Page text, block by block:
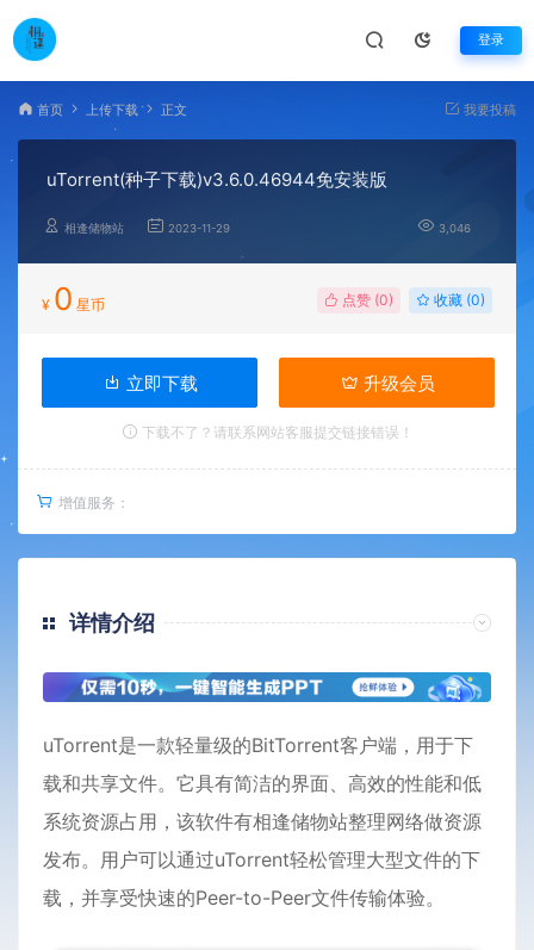
登录
首页 上传下载 正文 我要投稿
uTorrent(种子下载)v3.6.0.46944免安装版
相逢储物站 2023-11-29 3,046
¥ 0 星币 点赞 (0) 收藏 (0)
立即下载 升级会员
下载不了？请联系网站客服提交链接错误！
增值服务：
详情介绍
uTorrent是一款轻量级的BitTorrent客户端，用于下
载和共享文件。它具有简洁的界面、高效的性能和低
系统资源占用，该软件有相逢储物站整理网络做资源
发布。用户可以通过uTorrent轻松管理大型文件的下
载，并享受快速的Peer-to-Peer文件传输体验。